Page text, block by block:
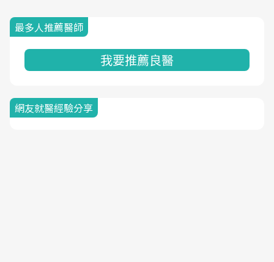
最多人推薦醫師
我要推薦良醫
網友就醫經驗分享